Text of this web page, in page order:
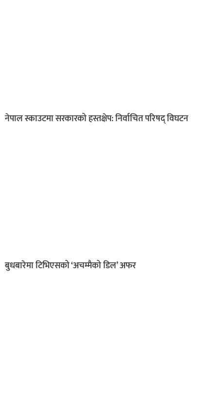
नेपाल स्काउटमा सरकारको हस्तक्षेप: निर्वाचित परिषद् विघटन
बुधबारेमा टिभिएसको ‘अचम्मैको डिल’ अफर